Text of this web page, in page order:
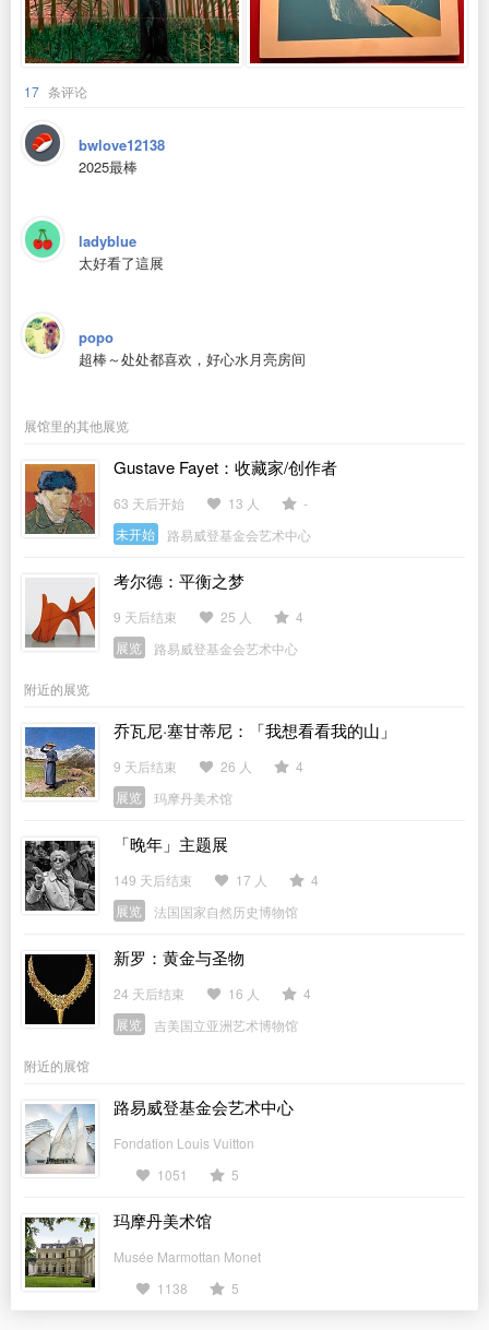
17 条评论
bwlove12138
2025最棒
ladyblue
太好看了這展
popo
超棒～处处都喜欢，好心水月亮房间
展馆里的其他展览
Gustave Fayet：收藏家/创作者
63 天后开始 13 人
-
未开始
路易威登基金会艺术中心
考尔德：平衡之梦
9 天后结束 25 人
4
展览
路易威登基金会艺术中心
附近的展览
乔瓦尼·塞甘蒂尼：「我想看看我的山」
9 天后结束 26 人
4
展览
玛摩丹美术馆
「晚年」主题展
149 天后结束 17 人
4
展览
法国国家自然历史博物馆
新罗：黄金与圣物
24 天后结束 16 人
4
展览
吉美国立亚洲艺术博物馆
附近的展馆
路易威登基金会艺术中心
Fondation Louis Vuitton
1051
5
玛摩丹美术馆
Musée Marmottan Monet
1138
5